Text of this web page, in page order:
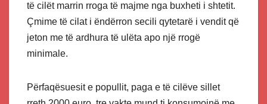
të cilët marrin rroga të majme nga buxheti i shtetit.
Çmime të cilat i ëndërron secili qytetarë i vendit që
jeton me të ardhura të ulëta apo një rrogë
minimale.
Përfaqësuesit e popullit, paga e të cilëve sillet